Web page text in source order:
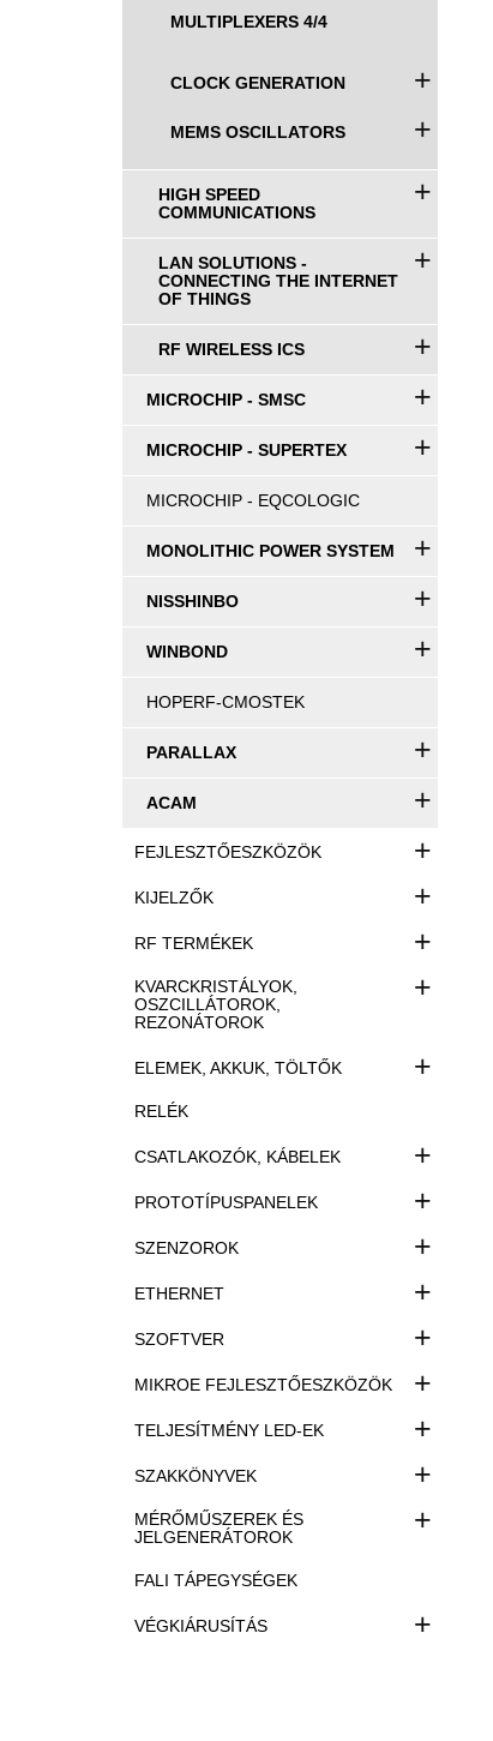
MULTIPLEXERS 4/4
CLOCK GENERATION +
MEMS OSCILLATORS +
HIGH SPEED
COMMUNICATIONS
+
LAN SOLUTIONS -
CONNECTING THE INTERNET
OF THINGS
+
RF WIRELESS ICS +
MICROCHIP - SMSC +
MICROCHIP - SUPERTEX +
MICROCHIP - EQCOLOGIC
MONOLITHIC POWER SYSTEM +
NISSHINBO +
WINBOND +
HOPERF-CMOSTEK
PARALLAX +
ACAM +
FEJLESZTŐESZKÖZÖK +
KIJELZŐK +
RF TERMÉKEK +
KVARCKRISTÁLYOK,
OSZCILLÁTOROK,
REZONÁTOROK
+
ELEMEK, AKKUK, TÖLTŐK +
RELÉK
CSATLAKOZÓK, KÁBELEK +
PROTOTÍPUSPANELEK +
SZENZOROK +
ETHERNET +
SZOFTVER +
MIKROE FEJLESZTŐESZKÖZÖK +
TELJESÍTMÉNY LED-EK +
SZAKKÖNYVEK +
MÉRŐMŰSZEREK ÉS
JELGENERÁTOROK
+
FALI TÁPEGYSÉGEK
VÉGKIÁRUSÍTÁS +